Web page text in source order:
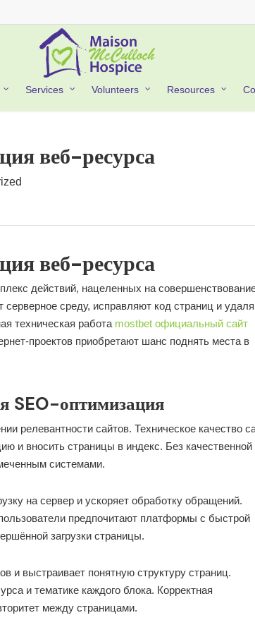
Services Volunteers Resources
веб-ресурса
веб-ресурса
действий, нацеленных на
среду, исправляют код страниц и
техническая работа mostbet официальный сайт
проектов приобретают шанс поднять места в
SEO-оптимизация
релевантности сайтов. Техническое качество
и вносить страницы в индекс. Без качественной
системами.
на сервер и ускоряет обработку обращений.
предпочитают платформы с быстрой
загрузки страницы.
и выстраивает понятную структуру страниц.
и тематике каждого блока. Корректная
между страницами.